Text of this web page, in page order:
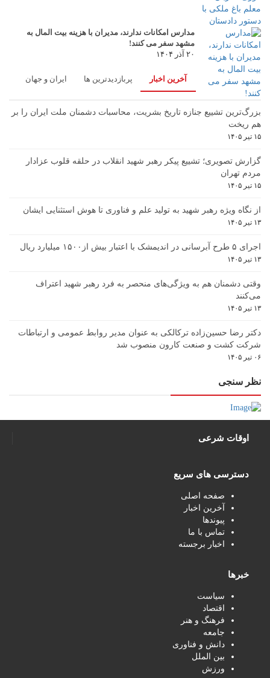
مدارس امکانات ندارند، مدیران با هزینه بیت المال به
مشهد سفر می کنند!
۲۰ آذر ۱۴۰۴
آخرین اخبار پربازدیدترین ها ایران و جهان
بزرگ‌ترین تشییع جنازه تاریخ بشریت، محاسبات دشمنان ملت ایران را بر
هم ریخت
۱۵ تیر ۱۴۰۵
گزارش تصویری؛ تشییع پیکر رهبر شهید انقلاب در حلقه قلوب عزادار
مردم تهران
۱۵ تیر ۱۴۰۵
از نگاه ویژه رهبر شهید به تولید علم و فناوری تا هوش استثنایی ایشان
۱۳ تیر ۱۴۰۵
اجرای ۵ طرح آبرسانی در اندیمشک با اعتبار بیش از۱۵۰۰ میلیارد ریال
۱۳ تیر ۱۴۰۵
وقتی دشمنان هم به ویژگی‌های منحصر به فرد رهبر شهید اعتراف
می‌کنند
۱۳ تیر ۱۴۰۵
دکتر رضا حسین‌زاده ترکالکی به عنوان مدیر روابط عمومی و ارتباطات
شرکت کشت و صنعت کارون منصوب شد
۰۶ تیر ۱۴۰۵
نظر سنجی
اوقات شرعی
دسترسی های سریع
صفحه اصلی
آخرین اخبار
پیوندها
تماس با ما
اخبار برجسته
خبرها
سیاست
اقتصاد
فرهنگ و هنر
جامعه
دانش و فناوری
بین الملل
ورزش